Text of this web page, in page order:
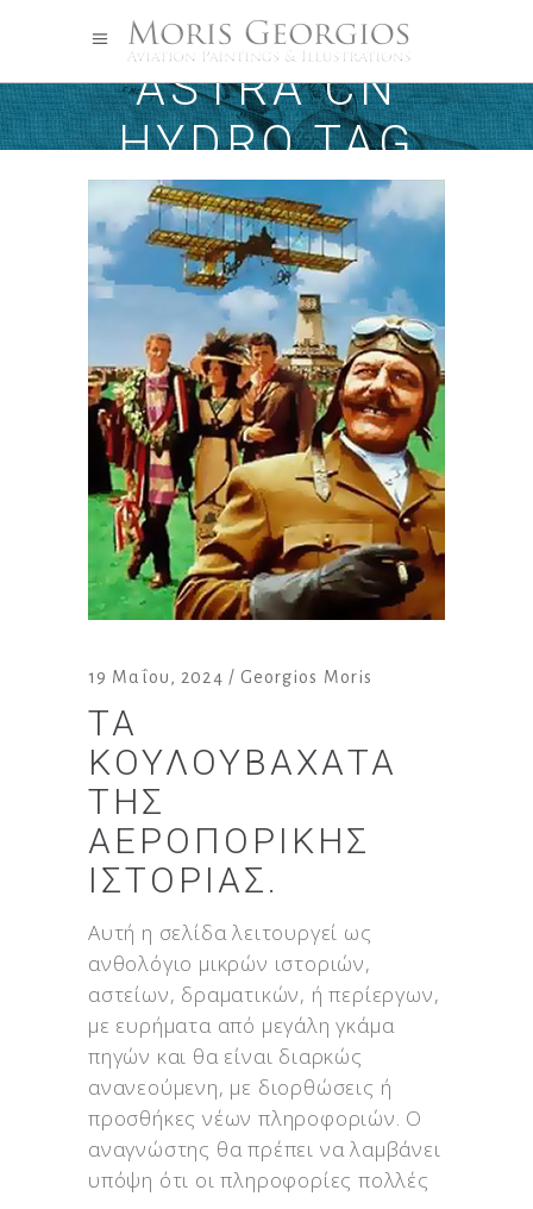
ASTRA CN
HYDRO TAG
19 Μαΐου, 2024 Georgios Moris
ΤΑ
ΚΟΥΛΟΥΒΆΧΑΤΑ
ΤΗΣ
ΑΕΡΟΠΟΡΙΚΉΣ
ΙΣΤΟΡΊΑΣ.
Αυτή η σελίδα λειτουργεί ως
ανθολόγιο μικρών ιστοριών,
αστείων, δραματικών, ή περίεργων,
με ευρήματα από μεγάλη γκάμα
πηγών και θα είναι διαρκώς
ανανεούμενη, με διορθώσεις ή
προσθήκες νέων πληροφοριών. Ο
αναγνώστης θα πρέπει να λαμβάνει
υπόψη ότι οι πληροφορίες πολλές